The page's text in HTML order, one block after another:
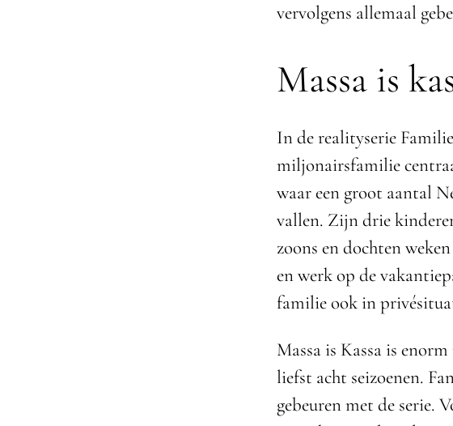
vervolgens allemaal
Massa is
In de realityserie
miljonairsfamilie
waar een groot aantal
vallen. Zijn drie
zoons en dochten
en werk op de
familie ook in
Massa is Kassa is
liefst acht seizoenen.
gebeuren met de serie.